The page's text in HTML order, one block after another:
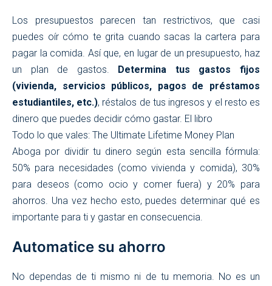
Los presupuestos parecen tan restrictivos, que casi
puedes oír cómo te grita cuando sacas la cartera para
pagar la comida. Así que, en lugar de un presupuesto, haz
un plan de gastos. Determina tus gastos fijos
(vivienda, servicios públicos, pagos de préstamos
estudiantiles, etc.), réstalos de tus ingresos y el resto es
dinero que puedes decidir cómo gastar. El libro
Todo lo que vales: The Ultimate Lifetime Money Plan
Aboga por dividir tu dinero según esta sencilla fórmula:
50% para necesidades (como vivienda y comida), 30%
para deseos (como ocio y comer fuera) y 20% para
ahorros. Una vez hecho esto, puedes determinar qué es
importante para ti y gastar en consecuencia.
Automatice su ahorro
No dependas de ti mismo ni de tu memoria. No es un